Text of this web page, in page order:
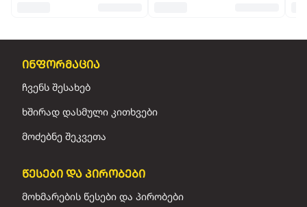
ინფორმაცია
ჩვენს შესახებ
ხშირად დასმული კითხვები
მოძებნე შეკვეთა
წესები და პირობები
მოხმარების წესები და პირობები